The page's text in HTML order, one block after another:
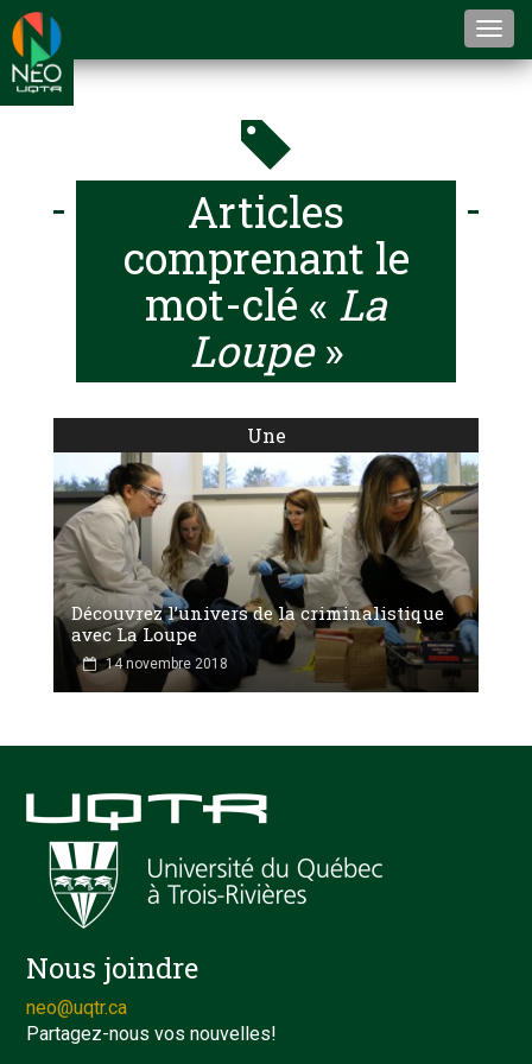
Articles
comprenant le
mot-clé « La
Loupe»
Une
Découvrez l’univers de la criminalistique
avec La Loupe
14 novembre 2018
Nous joindre
neo@uqtr.ca
Partagez-nous vos nouvelles!